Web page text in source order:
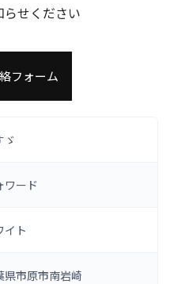
せください
フォーム
ゞ
ワード
イト
県市原市南岩崎